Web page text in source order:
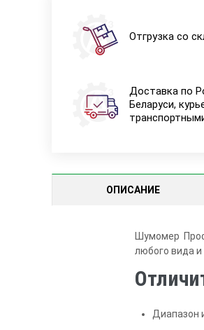
Отгрузка со
Доставка по
Беларуси,
ОПИСАНИЕ
Шумомер
любого вида
Диапазон